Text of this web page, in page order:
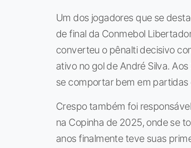
Um dos jogadores que se
de final da Conmebol
converteu o pênalti decisivo
ativo no gol de André Silva.
se comportar bem em
Crespo também foi
na Copinha de 2025, onde se
anos finalmente teve suas